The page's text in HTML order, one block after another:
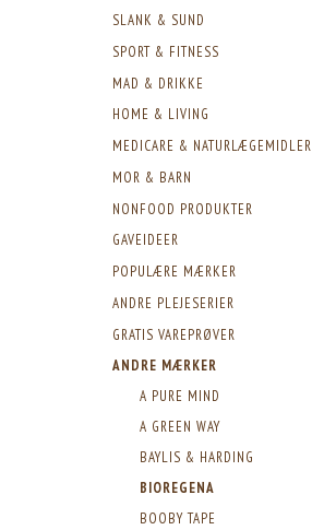
SLANK & SUND
SPORT & FITNESS
MAD & DRIKKE
HOME & LIVING
MEDICARE & NATURLÆGEMIDLER
MOR & BARN
NONFOOD PRODUKTER
GAVEIDEER
POPULÆRE MÆRKER
ANDRE PLEJESERIER
GRATIS VAREPRØVER
ANDRE MÆRKER
A PURE MIND
A GREEN WAY
BAYLIS & HARDING
BIOREGENA
BOOBY TAPE